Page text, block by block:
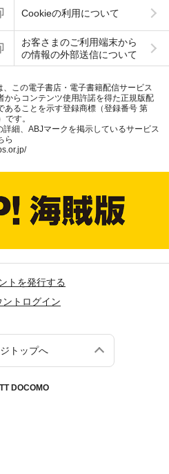
Cookieの利用について
お客さまのご利用端末から
の情報の外部送信について
、この電子書店・電子書籍配信サービス
からコンテンツ使用許諾を得た正規版配
あることを示す登録商標（登録番号 第
です。
詳細、ABJマークを掲示しているサービス
ら
トを発行する
ントログイン
トップへ
DOCOMO